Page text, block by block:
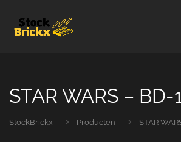
STAR WARS – BD-
StockBrickx Producten STAR